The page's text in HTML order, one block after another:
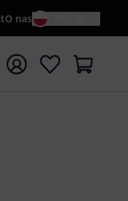
O nas
{searchTerm}